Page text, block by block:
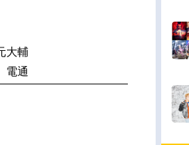
大輔
電通